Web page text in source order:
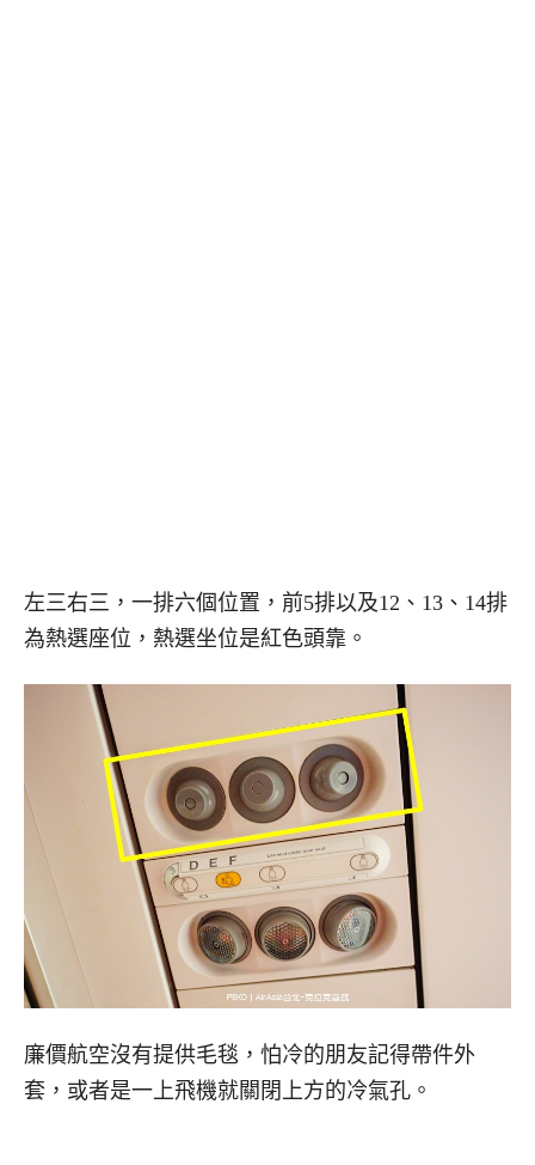
左三右三，一排六個位置，前5排以及12、13、14排
為熱選座位，熱選坐位是紅色頭靠。
廉價航空沒有提供毛毯，怕冷的朋友記得帶件外
套，或者是一上飛機就關閉上方的冷氣孔。